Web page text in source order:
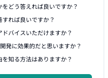
どう答えれば良いですか？
れば良いですか？
バイスいただけますか？
発に効果的だと思いますか？
知る方法はありますか？